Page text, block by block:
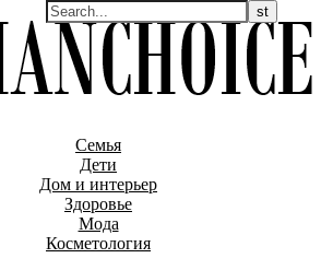
Семья
Дети
Дом и интерьер
Здоровье
Мода
Косметология